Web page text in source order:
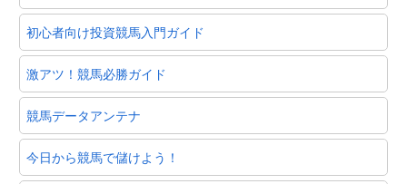
初心者向け投資競馬入門ガイド
激アツ！競馬必勝ガイド
競馬データアンテナ
今日から競馬で儲けよう！